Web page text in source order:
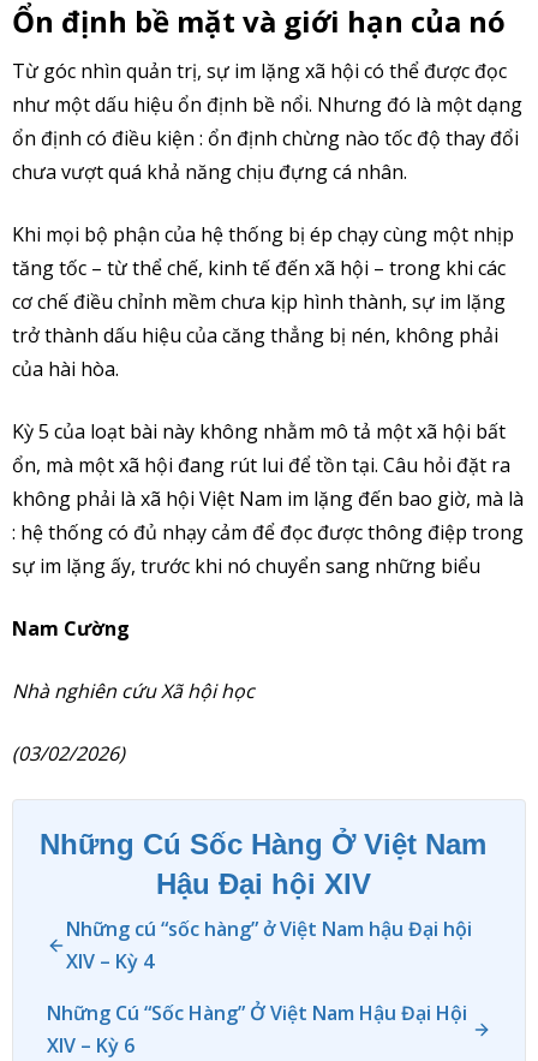
Ổn định bề mặt và giới hạn của nó
Từ góc nhìn quản trị, sự im lặng xã hội có thể được đọc
như một dấu hiệu ổn định bề nổi. Nhưng đó là một dạng
ổn định có điều kiện : ổn định chừng nào tốc độ thay đổi
chưa vượt quá khả năng chịu đựng cá nhân.
Khi mọi bộ phận của hệ thống bị ép chạy cùng một nhịp
tăng tốc – từ thể chế, kinh tế đến xã hội – trong khi các
cơ chế điều chỉnh mềm chưa kịp hình thành, sự im lặng
trở thành dấu hiệu của căng thẳng bị nén, không phải
của hài hòa.
Kỳ 5 của loạt bài này không nhằm mô tả một xã hội bất
ổn, mà một xã hội đang rút lui để tồn tại. Câu hỏi đặt ra
không phải là xã hội Việt Nam im lặng đến bao giờ, mà là
: hệ thống có đủ nhạy cảm để đọc được thông điệp trong
sự im lặng ấy, trước khi nó chuyển sang những biểu
Nam Cường
Nhà nghiên cứu Xã hội học
(03/02/2026)
Những Cú Sốc Hàng Ở Việt Nam
Hậu Đại hội XIV
Những cú “sốc hàng” ở Việt Nam hậu Đại hội
XIV – Kỳ 4
Những Cú “Sốc Hàng” Ở Việt Nam Hậu Đại Hội
XIV – Kỳ 6